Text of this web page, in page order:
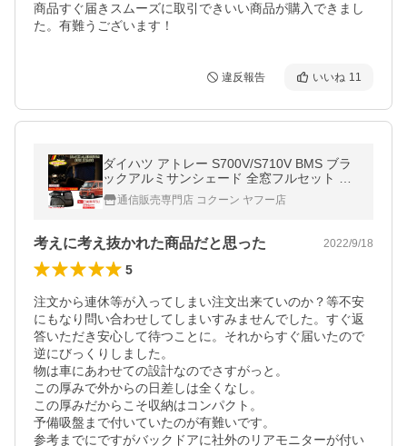
商品すぐ届きスムーズに取引できいい商品が購入できまし
違反報告 いいね 11
ダイハツ アトレー S700V/S710V BMS ブラ
ックアルミサンシェード 全窓フルセット 日
本製 サンシェード 車 車用サンシェード 車中
泊 カーテン
通信販売専門店 コクーン ヤフー店
考えに考え抜かれた商品だと思った 2022/9/18
5
注文から連休等が入ってしまい注文出来ていのか？等不安
にもなり問い合わせしてしまいすみませんでした。すぐ返
答いただき安心して待つことに。それからすぐ届いたので
逆にびっくりしました。
物は車にあわせての設計なのでさすがっと。
この厚みで外からの日差しは全くなし。
この厚みだからこそ収納はコンパクト。
予備吸盤まで付いていたのが有難いです。
参考までにですがバックドアに社外のリアモニターが付い